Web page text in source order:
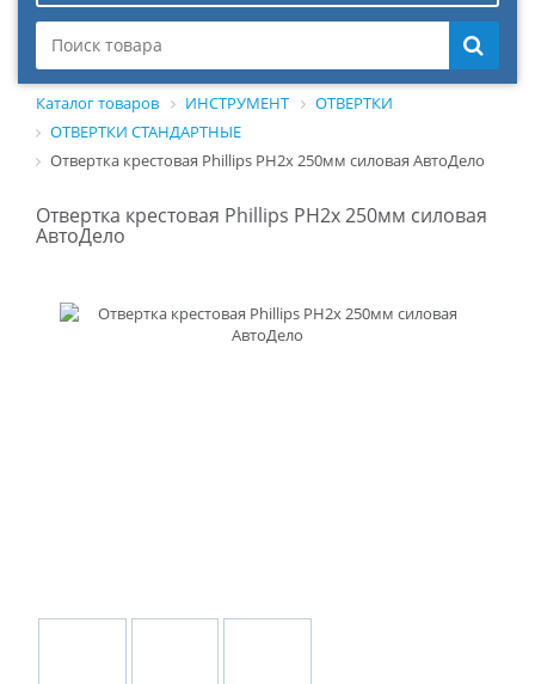
Каталог товаров ИНСТРУМЕНТ
ОТВЕРТКИ
ОТВЕРТКИ СТАНДАРТНЫЕ
Отвертка крестовая Phillips PH2х 250мм силовая АвтоДело
Отвертка крестовая Phillips PH2х 250мм силовая
АвтоДело